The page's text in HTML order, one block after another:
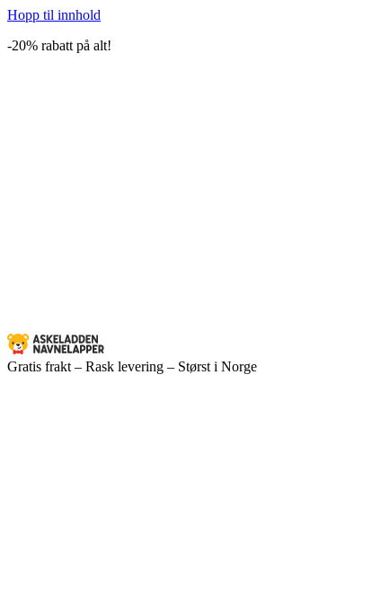
Hopp til innhold
-20% rabatt på alt!
Gratis frakt – Rask levering – Størst i Norge